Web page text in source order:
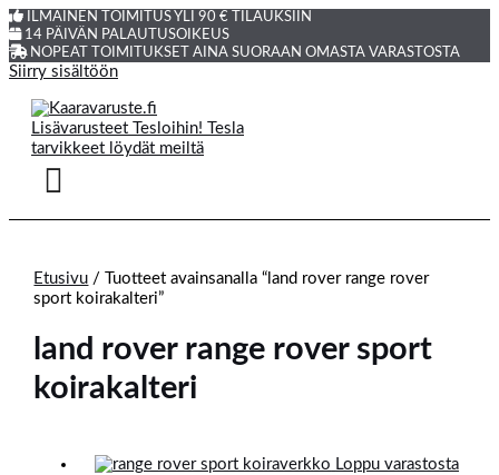
ILMAINEN TOIMITUS YLI 90 € TILAUKSIIN
14 PÄIVÄN PALAUTUSOIKEUS
NOPEAT TOIMITUKSET AINA SUORAAN OMASTA VARASTOSTA
Siirry sisältöön
Etusivu / Tuotteet avainsanalla “land rover range rover
sport koirakalteri”
land rover range rover sport
koirakalteri
Loppu varastosta